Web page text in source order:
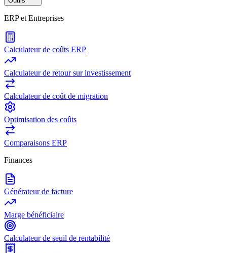
ERP et Entreprises
Calculateur de coûts ERP
Calculateur de retour sur investissement
Calculateur de coût de migration
Optimisation des coûts
Comparaisons ERP
Finances
Générateur de facture
Marge bénéficiaire
Calculateur de seuil de rentabilité